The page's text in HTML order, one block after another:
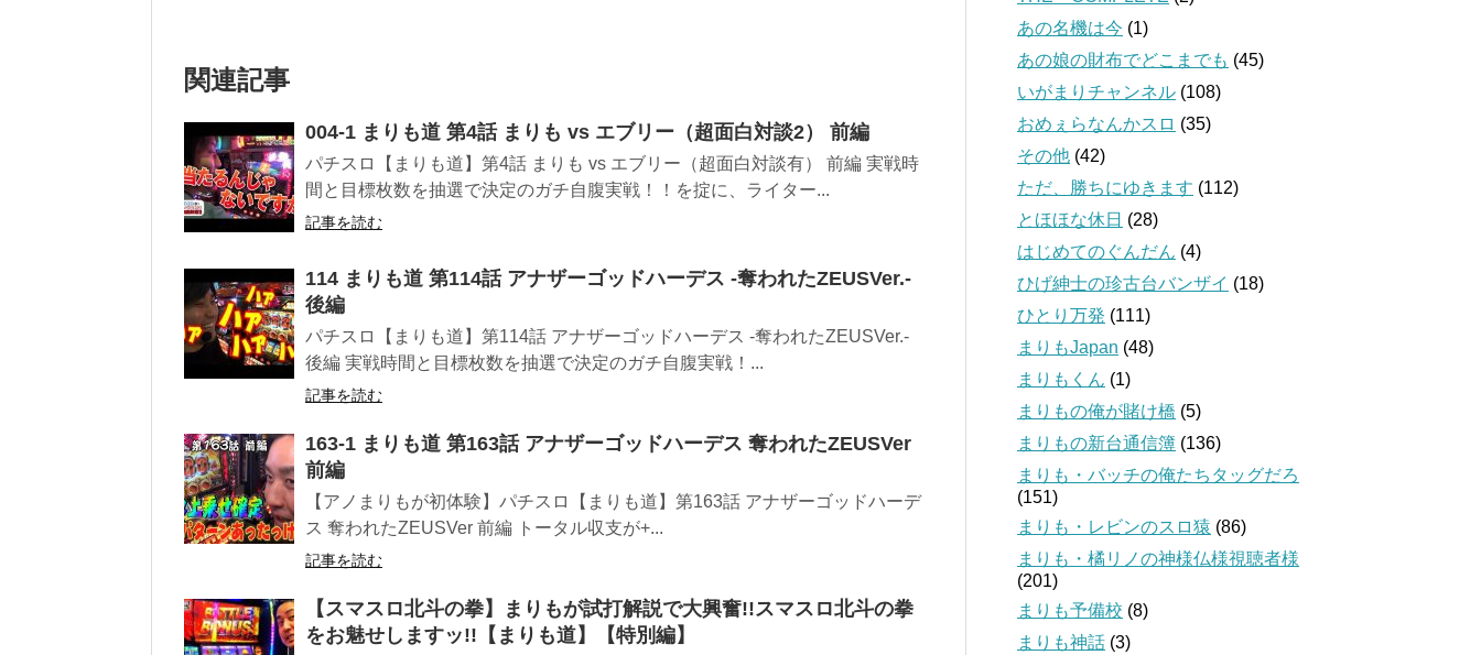
関連記事
004-1 まりも道 第4話 まりも vs エブリー（超面白対談2） 前編
パチスロ【まりも道】第4話 まりも vs エブリー（超面白対談有） 前編 実戦時
間と目標枚数を抽選で決定のガチ自腹実戦！！を掟に、ライター...
記事を読む
114 まりも道 第114話 アナザーゴッドハーデス -奪われたZEUSVer.-
後編
パチスロ【まりも道】第114話 アナザーゴッドハーデス -奪われたZEUSVer.-
後編 実戦時間と目標枚数を抽選で決定のガチ自腹実戦！...
記事を読む
163-1 まりも道 第163話 アナザーゴッドハーデス 奪われたZEUSVer
前編
【アノまりもが初体験】パチスロ【まりも道】第163話 アナザーゴッドハーデ
ス 奪われたZEUSVer 前編 トータル収支が+...
記事を読む
【スマスロ北斗の拳】まりもが試打解説で大興奮!!スマスロ北斗の拳
をお魅せしますッ!!【まりも道】【特別編】
あの名機は今 (1)
あの娘の財布でどこまでも (45)
いがまりチャンネル (108)
おめぇらなんかスロ (35)
その他 (42)
ただ、勝ちにゆきます (112)
とほほな休日 (28)
はじめてのぐんだん (4)
ひげ紳士の珍古台バンザイ (18)
ひとり万発 (111)
まりもJapan (48)
まりもくん (1)
まりもの俺が賭け橋 (5)
まりもの新台通信簿 (136)
まりも・バッチの俺たちタッグだろ
(151)
まりも・レビンのスロ猿 (86)
まりも・橘リノの神様仏様視聴者様
(201)
まりも予備校 (8)
まりも神話 (3)